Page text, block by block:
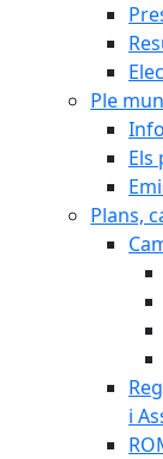
Ple
Els
Plans,
i